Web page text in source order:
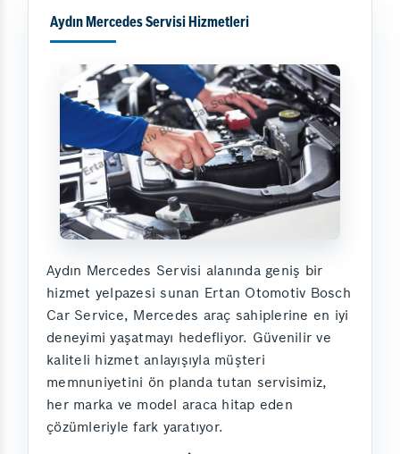
Aydın Mercedes Servisi Hizmetleri
Aydın Mercedes Servisi alanında geniş bir
hizmet yelpazesi sunan Ertan Otomotiv Bosch
Car Service, Mercedes araç sahiplerine en iyi
deneyimi yaşatmayı hedefliyor. Güvenilir ve
kaliteli hizmet anlayışıyla müşteri
memnuniyetini ön planda tutan servisimiz,
her marka ve model araca hitap eden
çözümleriyle fark yaratıyor.